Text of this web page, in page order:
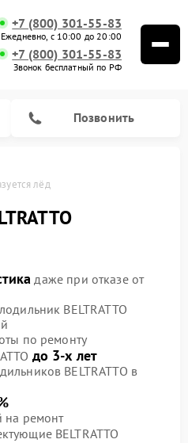
+7 (800) 301-55-83
Ежедневно, с 10:00 до 20:00
+7 (800) 301-55-83
Звонок бесплатный по РФ
Позвонить
лёд
даже при отказе от
BELTRATTO
по ремонту
до 3-х лет
BELTRATTO в
на ремонт
BELTRATTO